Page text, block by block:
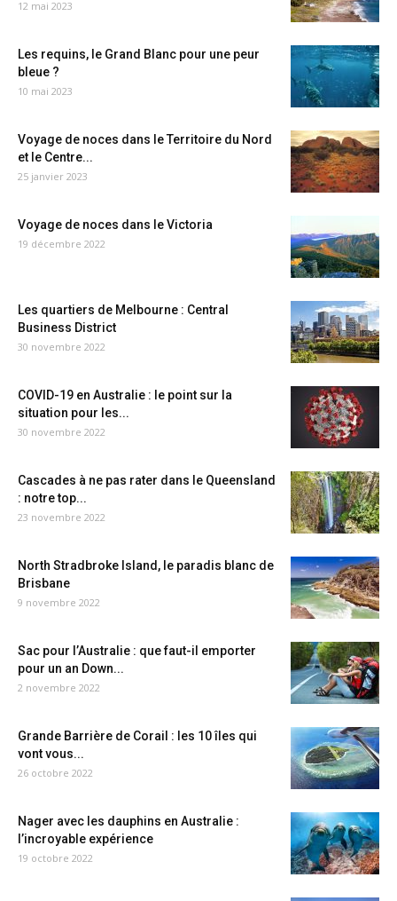
12 mai 2023
Les requins, le Grand Blanc pour une peur
bleue ?
10 mai 2023
Voyage de noces dans le Territoire du Nord
et le Centre...
25 janvier 2023
Voyage de noces dans le Victoria
19 décembre 2022
Les quartiers de Melbourne : Central
Business District
30 novembre 2022
COVID-19 en Australie : le point sur la
situation pour les...
30 novembre 2022
Cascades à ne pas rater dans le Queensland
: notre top...
23 novembre 2022
North Stradbroke Island, le paradis blanc de
Brisbane
9 novembre 2022
Sac pour l’Australie : que faut-il emporter
pour un an Down...
2 novembre 2022
Grande Barrière de Corail : les 10 îles qui
vont vous...
26 octobre 2022
Nager avec les dauphins en Australie :
l’incroyable expérience
19 octobre 2022